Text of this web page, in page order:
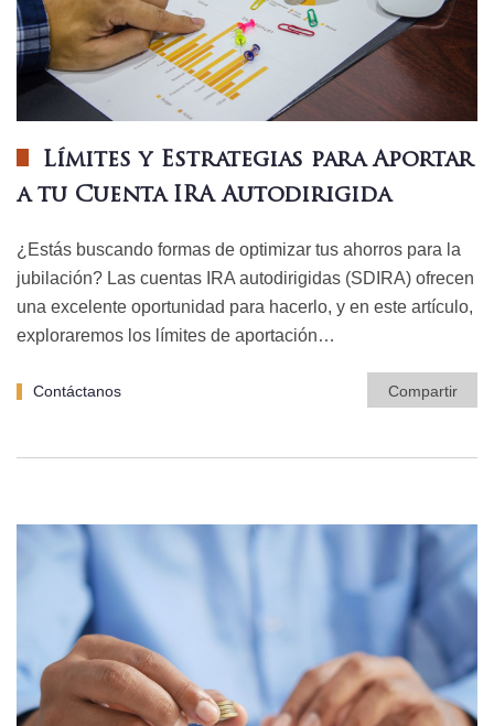
Límites y Estrategias para Aportar
a tu Cuenta IRA Autodirigida
¿Estás buscando formas de optimizar tus ahorros para la
jubilación? Las cuentas IRA autodirigidas (SDIRA) ofrecen
una excelente oportunidad para hacerlo, y en este artículo,
exploraremos los límites de aportación…
Contáctanos Compartir